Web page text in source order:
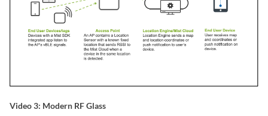
Video 3: Modern RF Glass